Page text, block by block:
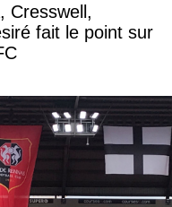
Cresswell,
fait le point sur